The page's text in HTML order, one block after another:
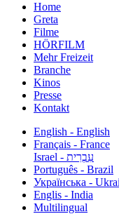
Home
Greta
Filme
HÖRFILM
Mehr Freizeit
Branche
Kinos
Presse
Kontakt
English - English
Français - France
עִבְרִית - Israel
Português - Brazil
Українська -
Englis - India
Multilingual